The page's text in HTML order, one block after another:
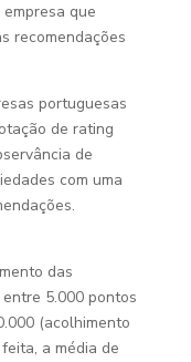
que
recomendações
portuguesas
de rating
de
com uma
das
5.000 pontos
(acolhimento
a média de